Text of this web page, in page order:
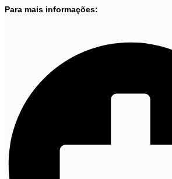
Para mais informações: